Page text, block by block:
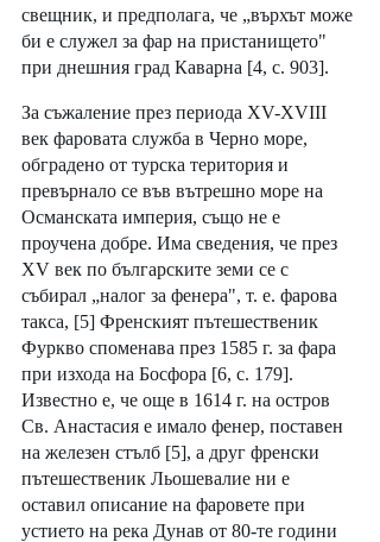
свещник, и предполага, че „върхът може
би е служел за фар на пристанището"
при днешния град Каварна [4, с. 903].
За съжаление през периода XV-XVIII
век фаровата служба в Черно море,
обградено от турска територия и
превърнало се във вътрешно море на
Османската империя, също не е
проучена добре. Има сведения, че през
XV век по българските земи се с
събирал „налог за фенера", т. е. фарова
такса, [5] Френският пътешественик
Фуркво споменава през 1585 г. за фара
при изхода на Босфора [6, с. 179].
Известно е, че още в 1614 г. на остров
Св. Анастасия е имало фенер, поставен
на железен стълб [5], а друг френски
пътешественик Льошевалие ни е
оставил описание на фаровете при
устието на река Дунав от 80-те години